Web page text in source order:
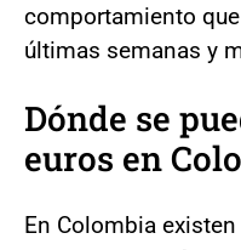
comportamiento
últimas semanas y
Dónde se
euros en
En Colombia